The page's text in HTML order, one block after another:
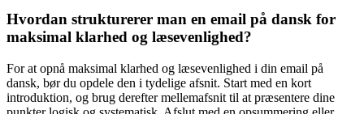
Hvordan strukturerer man en email på dansk for
maksimal klarhed og læsevenlighed?
For at opnå maksimal klarhed og læsevenlighed i din email på
dansk, bør du opdele den i tydelige afsnit. Start med en kort
introduktion, og brug derefter mellemafsnit til at præsentere dine